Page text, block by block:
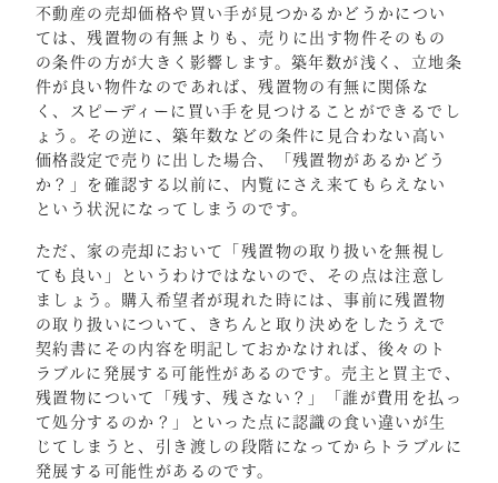
不動産の売却価格や買い手が見つかるかどうかについ
ては、残置物の有無よりも、売りに出す物件そのもの
の条件の方が大きく影響します。築年数が浅く、立地条
件が良い物件なのであれば、残置物の有無に関係な
く、スピーディーに買い手を見つけることができるでし
ょう。その逆に、築年数などの条件に見合わない高い
価格設定で売りに出した場合、「残置物があるかどう
か？」を確認する以前に、内覧にさえ来てもらえない
という状況になってしまうのです。
ただ、家の売却において「残置物の取り扱いを無視し
ても良い」というわけではないので、その点は注意し
ましょう。購入希望者が現れた時には、事前に残置物
の取り扱いについて、きちんと取り決めをしたうえで
契約書にその内容を明記しておかなければ、後々のト
ラブルに発展する可能性があるのです。売主と買主で、
残置物について「残す、残さない？」「誰が費用を払っ
て処分するのか？」といった点に認識の食い違いが生
じてしまうと、引き渡しの段階になってからトラブルに
発展する可能性があるのです。